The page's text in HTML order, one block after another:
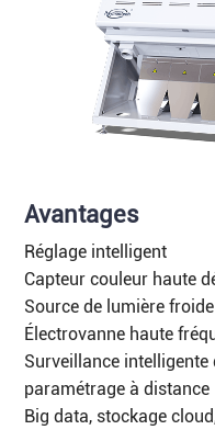
Avantages
Réglage intelligent
Capteur couleur haute
Source de lumière
Électrovanne haute
Surveillance
paramétrage à distance
Big data, stockage